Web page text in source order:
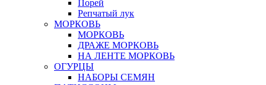
Порей
Репчатый лук
МОРКОВЬ
МОРКОВЬ
ДРАЖЕ МОРКОВЬ
НА ЛЕНТЕ МОРКОВЬ
ОГУРЦЫ
НАБОРЫ СЕМЯН